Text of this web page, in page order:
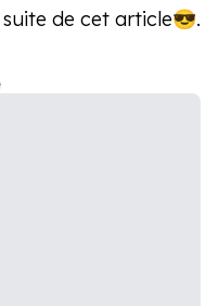
de cet article😎.